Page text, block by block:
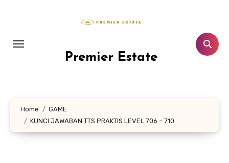
Premier Estate
Home
GAME
KUNCI JAWABAN TTS PRAKTIS LEVEL 706 – 710